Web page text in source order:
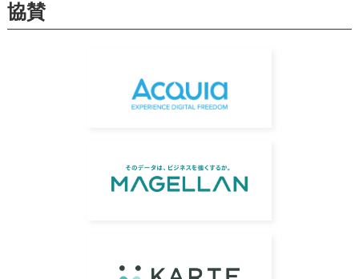
協賛